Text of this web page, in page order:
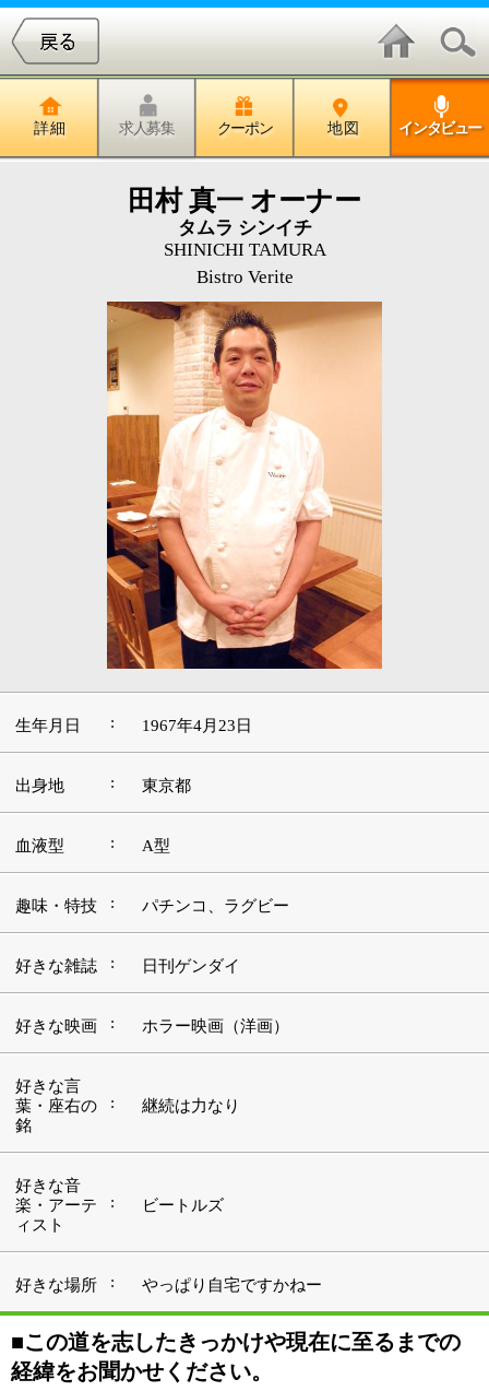
田村 真一 オーナー
タムラ シンイチ
Bistro Verite
1967年4月23日
東京都
A型
パチンコ、ラグビー
好きな雑誌 日刊ゲンダイ
好きな映画 ホラー映画（洋画）
好きな言
葉・座右の 継続は力なり
好きな音
ィスト
好きな場所 やっぱり自宅ですかねー
■この道を志したきっかけや現在に至るまでの
経緯をお聞かせください。
これは言っていいことなのかどうか…わかりませんが、
料理の道に進んだのは、この世界に入れば少なくとも食
べることに不自由することはないんじゃないかと思った
んです。正直なところ、ですね。
専門学校を卒業し、学校の先生の紹介で銀座のフレンチ
レストランに入店しました。フランス料理の世界に魅せ
られたのはこのお店で学んだことがキッカケになったの
かもしれません。
生意気だったと思いますが（苦笑）、料理の世界に足を
踏み入れた以上は自分のお店を開くということを常に念
頭に置き行動していました。その為には全てのことを知
っていなくてはならないとも思っていました。
最初に勤めたお店はデザートだけは自分のところで作っ
ていなかったんです。全てを知っておきたいと思ってい
た私は、そのことに満足出来ませんでしたので、デザー
トについても基礎から学ぼうと、その後ケーキ屋さんに